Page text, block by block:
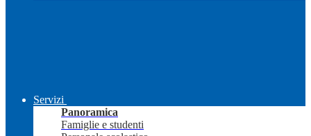
Servizi
Panoramica
Famiglie e studenti